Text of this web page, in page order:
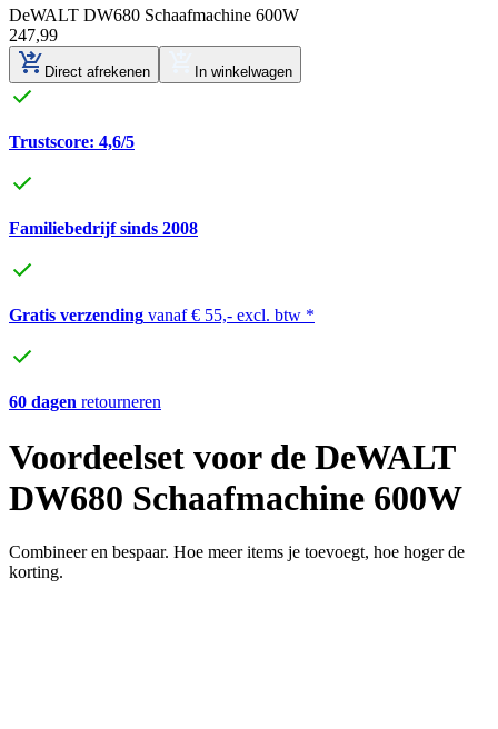
DeWALT DW680 Schaafmachine 600W
247,99
Direct afrekenen In winkelwagen
Trustscore: 4,6/5
Familiebedrijf sinds 2008
Gratis verzending vanaf € 55,- excl. btw *
60 dagen retourneren
Voordeelset voor de DeWALT
DW680 Schaafmachine 600W
Combineer en bespaar. Hoe meer items je toevoegt, hoe hoger de
korting.